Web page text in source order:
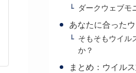
ダークウェブモ
あなたに合った
そもそもウイル
か？
まとめ：ウイル